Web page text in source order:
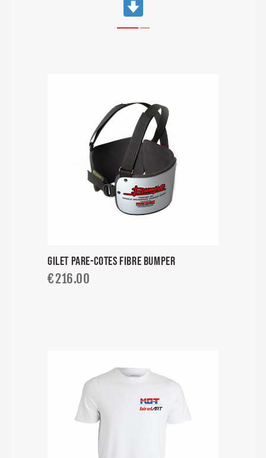
GILET PARE-COTES FIBRE BUMPER
€216.00